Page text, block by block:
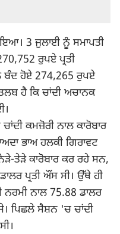
3 ਜੁਲਾਈ ਨੂੰ ਸਮਾਪਤੀ
ਰੁਪਏ ਪ੍ਰਤੀ
ਬੰਦ ਹੋਏ 274,265 ਰੁਪਏ
ਹੈ ਕਿ ਚਾਂਦੀ ਅਚਾਨਕ
ਕਮਜ਼ੋਰੀ ਨਾਲ ਕਾਰੋਬਾਰ
ਭਾਅ ਹਲਕੀ ਗਿਰਾਵਟ
ਤੇੜੇ ਕਾਰੋਬਾਰ ਕਰ ਰਹੇ ਸਨ,
ਪ੍ਰਤੀ ਔਂਸ ਸੀ। ਉੱਥੇ ਹੀ
ਨਰਮੀ ਨਾਲ 75.88 ਡਾਲਰ
ਪਿਛਲੇ ਸੈਸ਼ਨ 'ਚ ਚਾਂਦੀ